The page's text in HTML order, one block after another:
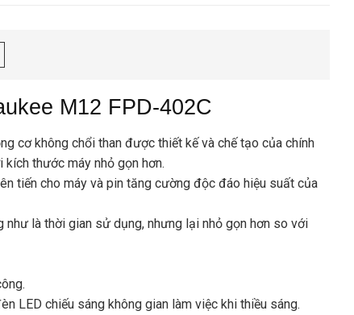
M12 FPD-402C
cơ không chổi than được thiết kế và chế tạo của chính
thước máy nhỏ gọn hơn.
tiến cho máy và pin tăng cường độc đáo hiệu suất của
là thời gian sử dụng, nhưng lại nhỏ gọn hơn so với
LED chiếu sáng không gian làm việc khi thiều sáng.